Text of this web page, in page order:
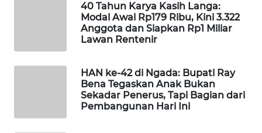
40 Tahun Karya Kasih Langa:
Modal Awal Rp179 Ribu, Kini 3.322
Anggota dan Siapkan Rp1 Miliar
Lawan Rentenir
HAN ke-42 di Ngada: Bupati Ray
Bena Tegaskan Anak Bukan
Sekadar Penerus, Tapi Bagian dari
Pembangunan Hari Ini
WATCH